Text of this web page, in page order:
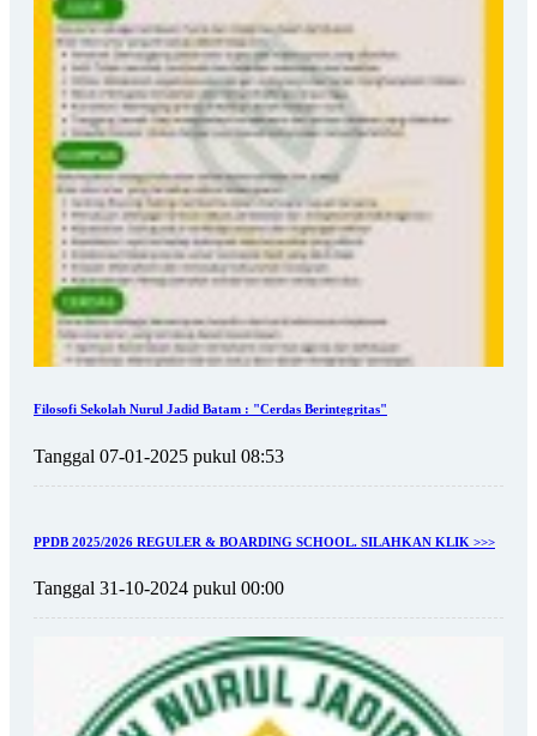
Filosofi Sekolah Nurul Jadid Batam : "Cerdas Berintegritas"
Tanggal 07-01-2025 pukul 08:53
PPDB 2025/2026 REGULER & BOARDING SCHOOL. SILAHKAN KLIK >>>
Tanggal 31-10-2024 pukul 00:00